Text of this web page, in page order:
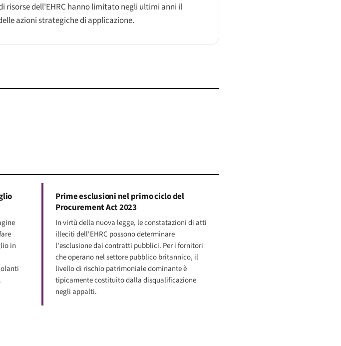
risorse dell'EHRC hanno limitato negli ultimi anni il
azioni strategiche di applicazione.
in
Prime esclusioni nel primo ciclo del
Procurement Act 2023
In virtù della nuova legge, le constatazioni di atti
illeciti dell'EHRC possono determinare
l'esclusione dai contratti pubblici. Per i fornitori
che operano nel settore pubblico britannico, il
livello di rischio patrimoniale dominante è
tipicamente costituito dalla disqualificazione
negli appalti.